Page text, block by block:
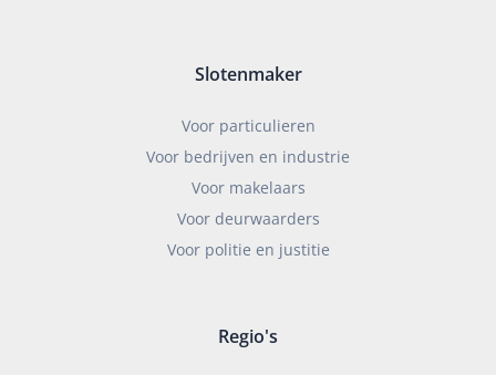
Slotenmaker
Voor particulieren
Voor bedrijven en industrie
Voor makelaars
Voor deurwaarders
Voor politie en justitie
Regio's